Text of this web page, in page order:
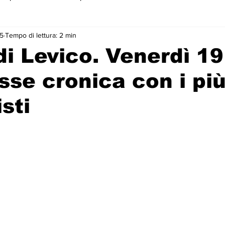
piano
Levico. Venerdì
cronica con i
Tempo di lettura: 2 min